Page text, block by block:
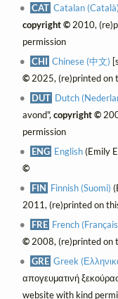
CAT Catalan (Català)
copyright ©2010,
permission
CHI Chinese (中文)
©2025, (re)printed on
DUT Dutch
avond", copyright ©
permission
ENG English(Emily
©
FIN Finnish (Suomi)
2011, (re)printed on
FRE French
©2008, (re)printed on
GRE Greek
απογευματινή
website with kind